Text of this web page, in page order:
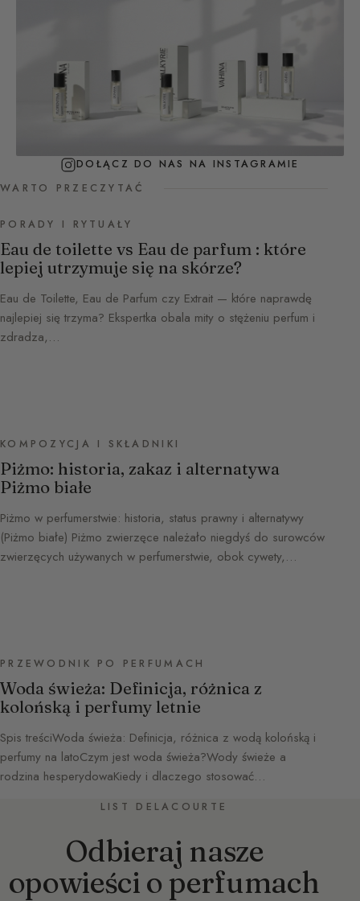
DOŁĄCZ DO NAS NA INSTAGRAMIE
WARTO PRZECZYTAĆ
PORADY I RYTUAŁY
Eau de toilette vs Eau de parfum : które
lepiej utrzymuje się na skórze?
Eau de Toilette, Eau de Parfum czy Extrait — które naprawdę
najlepiej się trzyma? Ekspertka obala mity o stężeniu perfum i
zdradza,…
KOMPOZYCJA I SKŁADNIKI
Piżmo: historia, zakaz i alternatywa
Piżmo białe
Piżmo w perfumerstwie: historia, status prawny i alternatywy
(Piżmo białe) Piżmo zwierzęce należało niegdyś do surowców
zwierzęcych używanych w perfumerstwie, obok cywety,…
PRZEWODNIK PO PERFUMACH
Woda świeża: Definicja, różnica z
kolońską i perfumy letnie
Spis treściWoda świeża: Definicja, różnica z wodą kolońską i
perfumy na latoCzym jest woda świeża?Wody świeże a
rodzina hesperydowaKiedy i dlaczego stosować…
LIST DELACOURTE
Odbieraj nasze
opowieści o perfumach